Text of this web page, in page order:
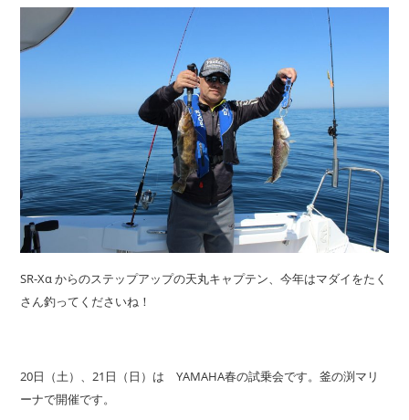
SR-Xα からのステップアップの天丸キャプテン、今年はマダイをたく
さん釣ってくださいね！
20日（土）、21日（日）は YAMAHA春の試乗会です。釜の渕マリ
ーナで開催です。